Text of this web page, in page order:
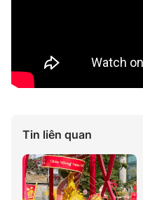
Tin liên quan